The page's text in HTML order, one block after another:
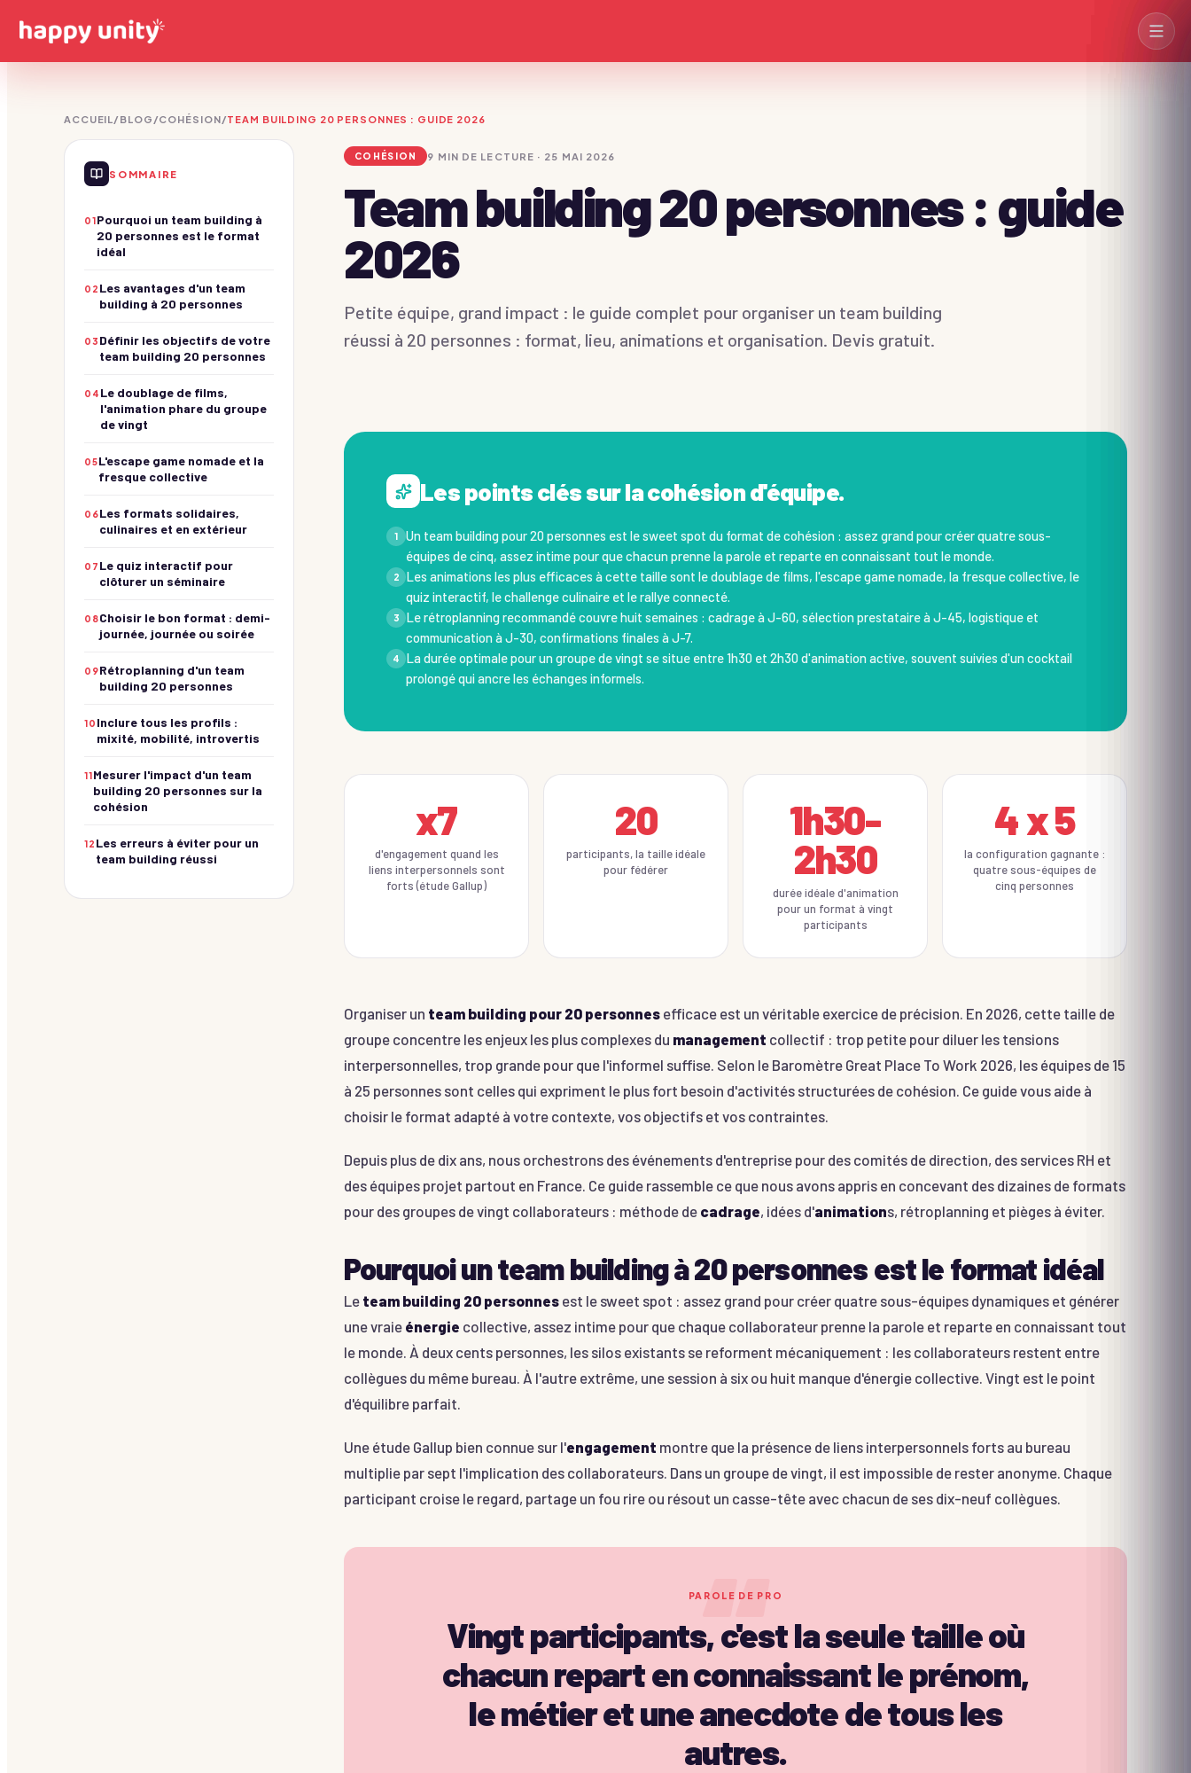
Olympiades
Des champions !
Construction
Casino & Stands
Soirée glamour !
Jeux d'enquête
Jeux de Piste
Explorateurs urbains !
Quiz & Jeux TV
Buzzers et culture G !
Créativité
Photo, BD, moodboard !
Aux fourneaux !
Montez sur scène !
Chasse au trésor
Séminaires
Soirées
Voir les soirées
Journées thématiques
Voir les journées
Team building Paris
Team building Lyon
Team building Marseille
Team building Bordeaux
Team building Lille
Team building Toulouse
Team building Strasbourg
Devis immédiat →
ACCUEIL/BLOG /COHÉSION/TEAM BUILDING 20 PERSONNES : GUIDE 2026
SOMMAIRE
01Pourquoi un team building à
20 personnes est le format
idéal
02 Les avantages d'un team
building à 20 personnes
03 Définir les objectifs de votre
team building 20 personnes
04 Le doublage de films,
l'animation phare du groupe
de vingt
05L'escape game nomade et la
fresque collective
06Les formats solidaires,
culinaires et en extérieur
07 Le quiz interactif pour
clôturer un séminaire
08Choisir le bon format : demi-
journée, journée ou soirée
09Rétroplanning d'un team
building 20 personnes
10 Inclure tous les profils :
mixité, mobilité, introvertis
11Mesurer l'impact d'un team
building 20 personnes sur la
cohésion
12 Les erreurs à éviter pour un
team building réussi
COHÉSION 9 MIN DE LECTURE · 25 MAI 2026
Team building 20 personnes : guide
2026
Petite équipe, grand impact : le guide complet pour organiser un team building
réussi à 20 personnes : format, lieu, animations et organisation. Devis gratuit.
Les points clés sur la cohésion d'équipe.
1
Un team building pour 20 personnes est le sweet spot du format de cohésion : assez grand pour créer quatre sous-
équipes de cinq, assez intime pour que chacun prenne la parole et reparte en connaissant tout le monde.
2
Les animations les plus efficaces à cette taille sont le doublage de films, l'escape game nomade, la fresque collective, le
quiz interactif, le challenge culinaire et le rallye connecté.
3
Le rétroplanning recommandé couvre huit semaines : cadrage à J-60, sélection prestataire à J-45, logistique et
communication à J-30, confirmations finales à J-7.
4
La durée optimale pour un groupe de vingt se situe entre 1h30 et 2h30 d'animation active, souvent suivies d'un cocktail
prolongé qui ancre les échanges informels.
x7
d'engagement quand les
liens interpersonnels sont
forts (étude Gallup)
20
participants, la taille idéale
pour fédérer
1h30-
2h30
durée idéale d'animation
pour un format à vingt
participants
4 x 5
la configuration gagnante :
quatre sous-équipes de
cinq personnes
Organiser un team building pour 20 personnes efficace est un véritable exercice de précision. En 2026, cette taille de
groupe concentre les enjeux les plus complexes du management collectif : trop petite pour diluer les tensions
interpersonnelles, trop grande pour que l'informel suffise. Selon le Baromètre Great Place To Work 2026, les équipes de 15
à 25 personnes sont celles qui expriment le plus fort besoin d'activités structurées de cohésion. Ce guide vous aide à
choisir le format adapté à votre contexte, vos objectifs et vos contraintes.
Depuis plus de dix ans, nous orchestrons des événements d'entreprise pour des comités de direction, des services RH et
des équipes projet partout en France. Ce guide rassemble ce que nous avons appris en concevant des dizaines de formats
pour des groupes de vingt collaborateurs : méthode de cadrage, idées d'animations, rétroplanning et pièges à éviter.
Pourquoi un team building à 20 personnes est le format idéal
Le team building 20 personnes est le sweet spot : assez grand pour créer quatre sous-équipes dynamiques et générer
une vraie énergie collective, assez intime pour que chaque collaborateur prenne la parole et reparte en connaissant tout
le monde. À deux cents personnes, les silos existants se reforment mécaniquement : les collaborateurs restent entre
collègues du même bureau. À l'autre extrême, une session à six ou huit manque d'énergie collective. Vingt est le point
d'équilibre parfait.
Une étude Gallup bien connue sur l'engagement montre que la présence de liens interpersonnels forts au bureau
multiplie par sept l'implication des collaborateurs. Dans un groupe de vingt, il est impossible de rester anonyme. Chaque
participant croise le regard, partage un fou rire ou résout un casse-tête avec chacun de ses dix-neuf collègues.
“
PAROLE DE PRO
Vingt participants, c'est la seule taille où
chacun repart en connaissant le prénom,
le métier et une anecdote de tous les
autres.